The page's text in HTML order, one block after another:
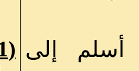
( أسلم إلى